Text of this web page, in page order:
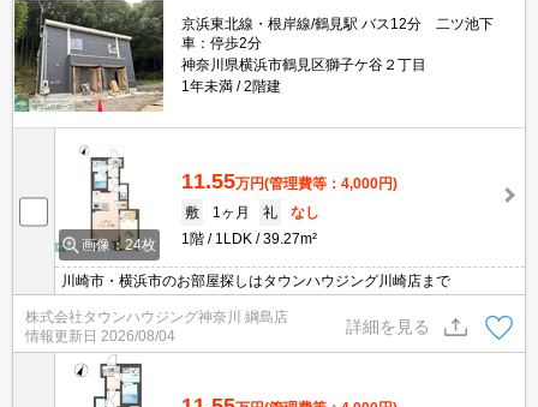
京浜東北線・根岸線/鶴見駅 バス12分 二ツ池下
車：停歩2分
神奈川県横浜市鶴見区獅子ケ谷２丁目
1年未満
2階建
画像：24枚
11.55万円(管理費等：4,000円)
敷
1ヶ月 礼
なし
1階
1LDK 39.27m²
川崎市・横浜市のお部屋探しはタウンハウジング川崎店まで
株式会社タウンハウジング神奈川 綱島店
情報更新日 2026/08/04
詳細を見る